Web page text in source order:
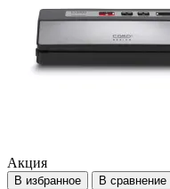
Акция
В избранное В сравнение